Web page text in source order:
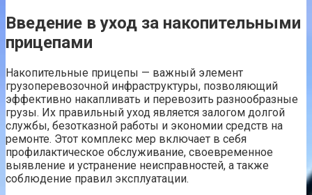
Введение в уход за накопительными
прицепами
Накопительные прицепы — важный элемент
грузоперевозочной инфраструктуры, позволяющий
эффективно накапливать и перевозить разнообразные
грузы. Их правильный уход является залогом долгой
службы, безотказной работы и экономии средств на
ремонте. Этот комплекс мер включает в себя
профилактическое обслуживание, своевременное
выявление и устранение неисправностей, а также
соблюдение правил эксплуатации.